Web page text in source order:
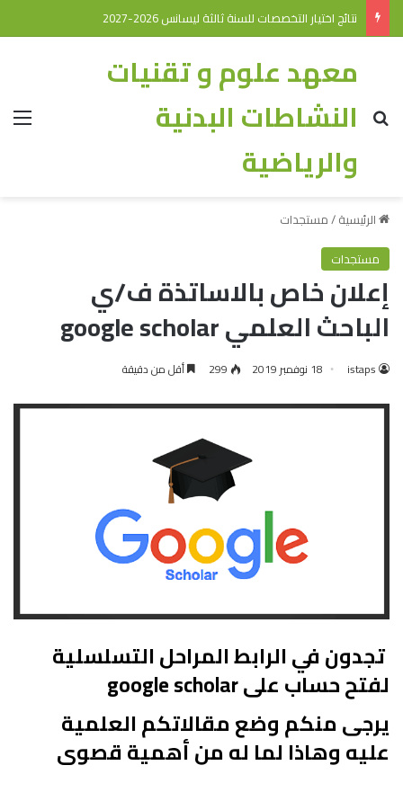
نتائج اختيار التخصصات للسنة ثالثة ليسانس 2026-2027
معهد علوم و تقنيات
النشاطات البدنية
والرياضية
الرئيسية/مستجدات
مستجدات
إعلان خاص بالاساتذة ف/ي
الباحث العلمي google scholar
istaps 18 نوفمبر 2019 299 أقل من دقيقة
تجدون في الرابط المراحل التسلسلية
لفتح حساب على google scholar
يرجى منكم وضع مقالاتكم العلمية
عليه وهاذا لما له من أهمية قصوى